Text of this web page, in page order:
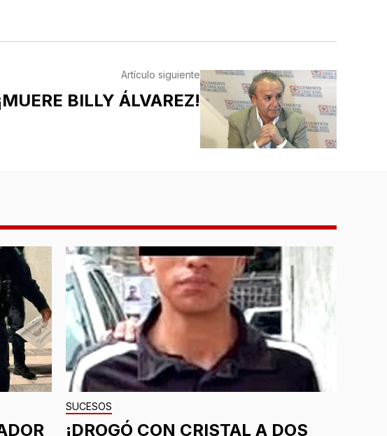
Artículo siguiente
BILLY ÁLVAREZ!
SUCESOS
¡DROGÓ CON CRISTAL A DOS